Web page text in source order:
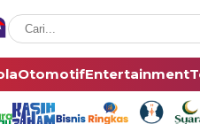
OtomotifEntertainment